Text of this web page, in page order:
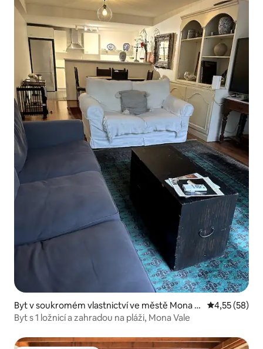
Byt v soukromém vlastnictví ve městě Mona V
ale
Průměrné
4,55 (58)
Byt s 1 ložnicí a zahradou na pláži, Mona Vale